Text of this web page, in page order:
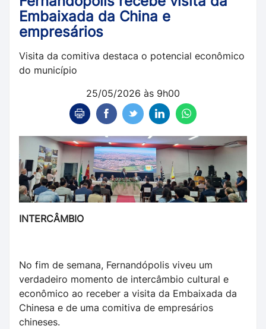
Embaixada da China e
empresários
Visita da comitiva destaca o potencial econômico
do município
25/05/2026 às 9h00
INTERCÂMBIO
No fim de semana, Fernandópolis viveu um
verdadeiro momento de intercâmbio cultural e
econômico ao receber a visita da Embaixada da
Chinesa e de uma comitiva de empresários
chineses.